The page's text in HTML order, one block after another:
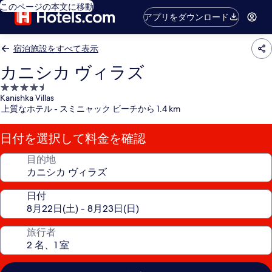
このページの本文に移動
アプリをダウンロード
宿泊施設をすべて表示
カニシカ ヴィラズ
4.5
つ
星
宿
泊
施
Kanishka Villas
上質なホテル - スミニャック ビーチから 1.4 km
日付を選択して料金を確認
目的地
日付
旅行者